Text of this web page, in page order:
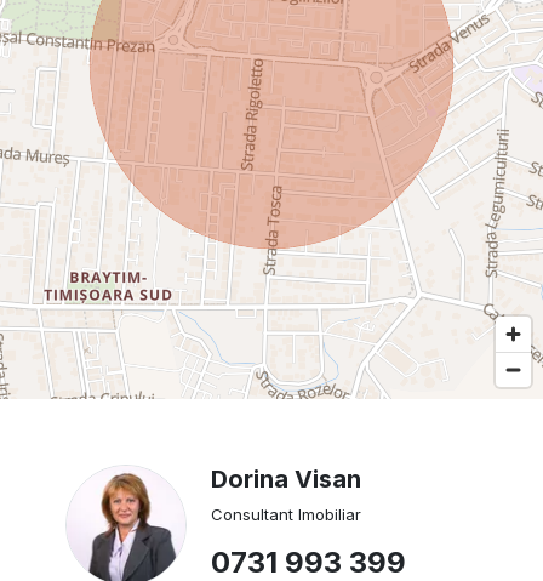
Dorina Visan
Consultant Imobiliar
0731 993 399